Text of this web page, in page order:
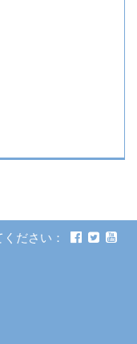
ださい：